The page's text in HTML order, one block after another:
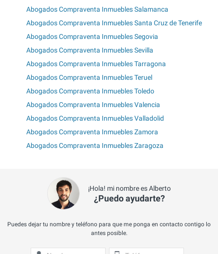
Abogados Compraventa Inmuebles Salamanca
Abogados Compraventa Inmuebles Santa Cruz de Tenerife
Abogados Compraventa Inmuebles Segovia
Abogados Compraventa Inmuebles Sevilla
Abogados Compraventa Inmuebles Tarragona
Abogados Compraventa Inmuebles Teruel
Abogados Compraventa Inmuebles Toledo
Abogados Compraventa Inmuebles Valencia
Abogados Compraventa Inmuebles Valladolid
Abogados Compraventa Inmuebles Zamora
Abogados Compraventa Inmuebles Zaragoza
¡Hola! mi nombre es Alberto
¿Puedo ayudarte?
Puedes dejar tu nombre y teléfono para que me ponga en contacto contigo lo
antes posible.